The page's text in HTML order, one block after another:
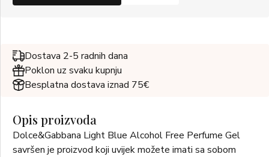
Dostava 2-5 radnih dana
Poklon uz svaku kupnju
Besplatna dostava iznad 75€
Opis proizvoda
Dolce&Gabbana Light Blue Alcohol Free Perfume Gel
savršen je proizvod koji uvijek možete imati sa sobom